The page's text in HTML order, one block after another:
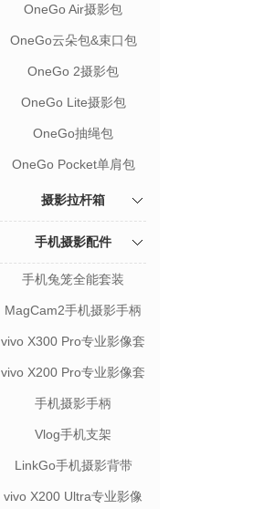
OneGo Air摄影包
OneGo云朵包&束口包
OneGo 2摄影包
OneGo Lite摄影包
OneGo抽绳包
OneGo Pocket单肩包
摄影拉杆箱
手机摄影配件
手机兔笼全能套装
MagCam2手机摄影手柄
vivo X300 Pro专业影像套
vivo X200 Pro专业影像套
手机摄影手柄
Vlog手机支架
LinkGo手机摄影背带
vivo X200 Ultra专业影像